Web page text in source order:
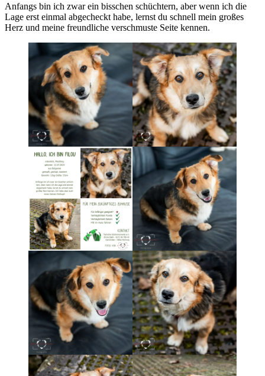
Anfangs bin ich zwar ein bisschen schüchtern, aber wenn ich die
Lage erst einmal abgecheckt habe, lernst du schnell mein großes
Herz und meine freundliche verschmuste Seite kennen.